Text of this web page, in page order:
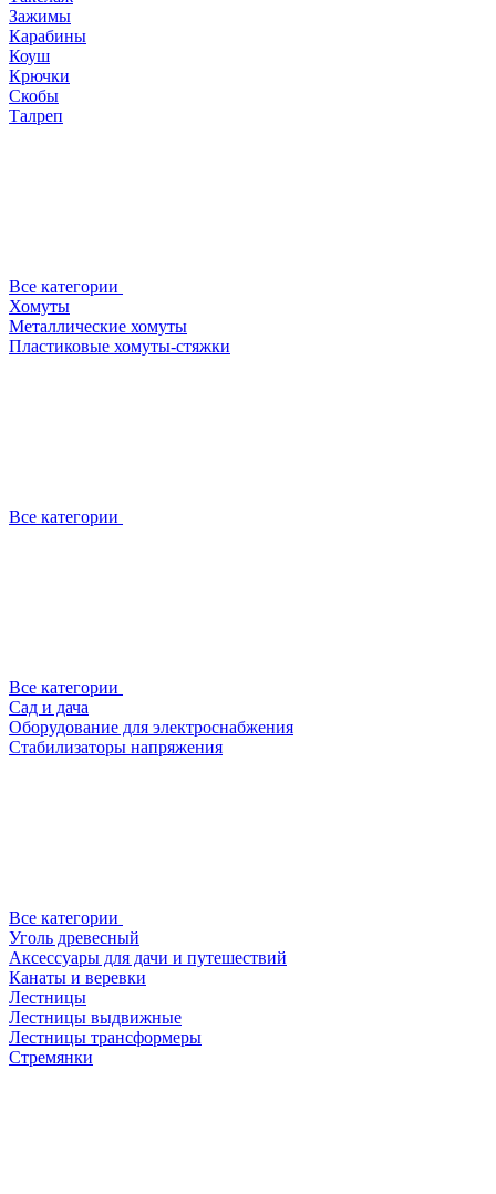
Зажимы
Карабины
Коуш
Крючки
Скобы
Талреп
Все категории
Хомуты
Металлические хомуты
Пластиковые хомуты-стяжки
Все категории
Все категории
Сад и дача
Оборудование для электроснабжения
Стабилизаторы напряжения
Все категории
Уголь древесный
Аксессуары для дачи и путешествий
Канаты и веревки
Лестницы
Лестницы выдвижные
Лестницы трансформеры
Стремянки